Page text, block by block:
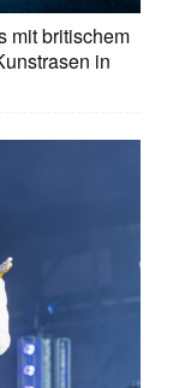
mit britischem
in